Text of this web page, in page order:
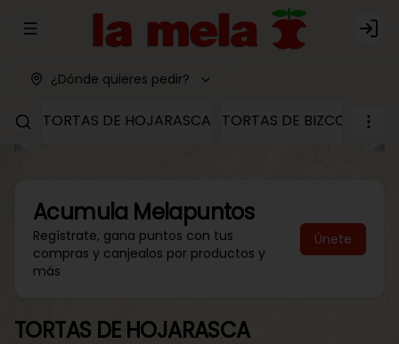
Abrir menu de navegación Login
¿Dónde quieres pedir?
TORTAS DE HOJARASCA TORTAS DE BIZCOCHO
Acumula Melapuntos
Regístrate, gana puntos con tus
compras y canjealos por productos y
más
Únete
TORTAS DE HOJARASCA